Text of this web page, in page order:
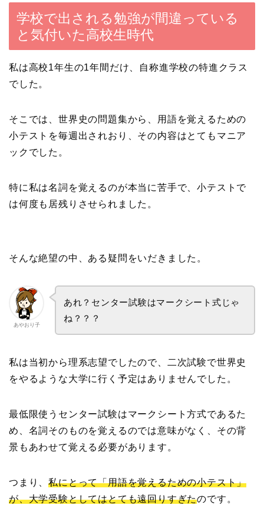
学校で出される勉強が間違っている
と気付いた高校生時代
私は高校1年生の1年間だけ、自称進学校の特進クラス
でした。
そこでは、世界史の問題集から、用語を覚えるための
小テストを毎週出されおり、その内容はとてもマニア
ックでした。
特に私は名詞を覚えるのが本当に苦手で、小テストで
は何度も居残りさせられました。
そんな絶望の中、ある疑問をいだきました。
あやおり子
あれ？センター試験はマークシート式じゃ
ね？？？
私は当初から理系志望でしたので、二次試験で世界史
をやるような大学に行く予定はありませんでした。
最低限使うセンター試験はマークシート方式であるた
め、名詞そのものを覚えるのでは意味がなく、その背
景もあわせて覚える必要があります。
つまり、私にとって「用語を覚えるための小テスト」
が、大学受験としてはとても遠回りすぎたのです。